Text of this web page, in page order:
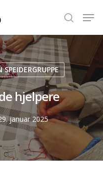
close
SPEIDERGRUPPE
hjelpere
januar 2025